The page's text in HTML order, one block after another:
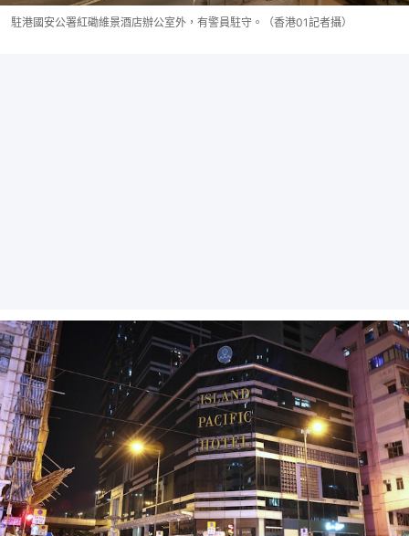
駐港國安公署紅磡維景酒店辦公室外，有警員駐守。（香港01記者攝）